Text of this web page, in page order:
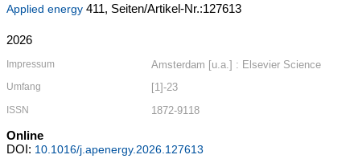
Applied energy 411, Seiten/Artikel-Nr.:127613
2026
Impressum Amsterdam [u.a.] : Elsevier Science
Umfang [1]-23
ISSN 1872-9118
Online
DOI: 10.1016/j.apenergy.2026.127613